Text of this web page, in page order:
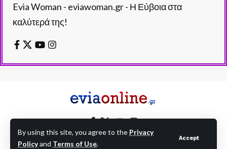
By using this site, you agree to the Privacy
Policyand Terms of Use.
Accept
Evia Woman - eviawoman.gr - Η Εύβοια στα
καλύτερά της!